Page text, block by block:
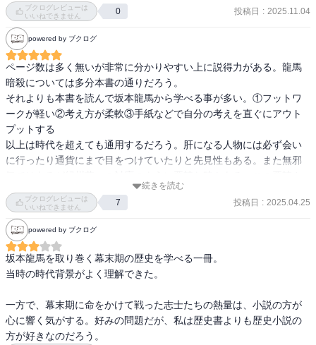
誰が龍馬を殺したのか。新選組や京都見廻組といった幕府側の暗殺
なのか、それとも薩摩藩説や土佐藩説など味方に殺されたのか。こ
れらについてもむしろ龍馬は殺されやすい宿場に逗留し、目立ちや
すい行動を数多くしていた部分に原因があるとも考えられる。
龍馬が現代に生きていたら、恐らくはTwitterなどのソーシャルメデ
ィアをまめに更新し、自身がどこにいて何をしているのかを事細か
にアピールするような自己顕示欲とオープンさを発揮したことだろ
う。それが周囲との軋轢や争いごとを生み時には炎上といった事態
も辞さないベンチャー社長といった感じではないか。
ブクログレビューは
いいねできません
0 投稿日 : 2025.11.04
powered by ブクログ
ページ数は多く無いが非常に分かりやすい上に説得力がある。龍馬
暗殺については多分本書の通りだろう。
それよりも本書を読んで坂本龍馬から学べる事が多い。①フットワ
ークが軽い②考え方が柔軟③手紙などで自分の考えを直ぐにアウト
プットする
以上は時代を超えても通用するだろう。肝になる人物には必ず会い
に行ったり通貨にまで目をつけていたりと先見性もある。また無邪
は関わりたくは無いが味方にしたら大きいだろうと思える。
続きを読む
ブクログレビューは
いいねできません
7 投稿日 : 2025.04.25
powered by ブクログ
坂本龍馬を取り巻く幕末期の歴史を学べる一冊。
当時の時代背景がよく理解できた。
一方で、幕末期に命をかけて戦った志士たちの熱量は、小説の方が
心に響く気がする。好みの問題だが、私は歴史書よりも歴史小説の
方が好きなのだろう。